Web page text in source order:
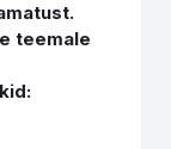
teemale